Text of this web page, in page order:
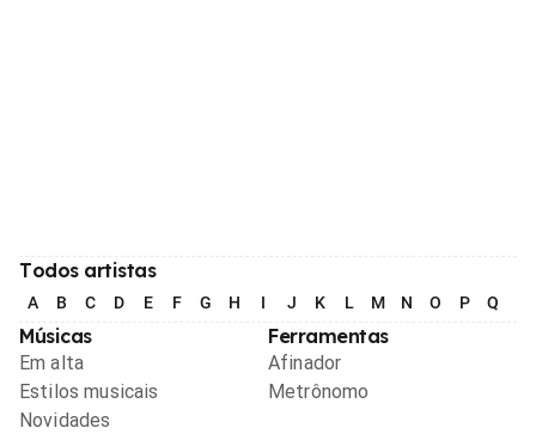
Todos artistas
A B C D E F G H I J K L M N O P Q
Músicas
Em alta
Estilos musicais
Novidades
Ferramentas
Afinador
Metrônomo